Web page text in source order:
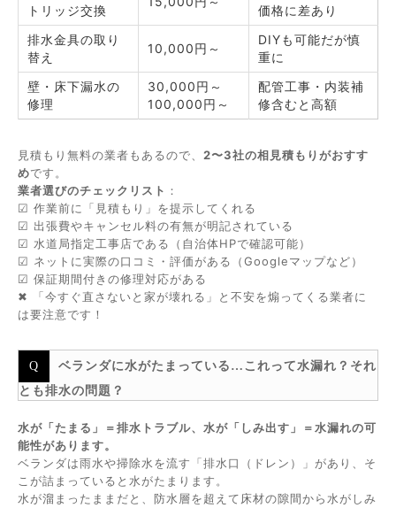
トリッジ交換
価格に差あり
排水金具の取り
替え
10,000円～
DIYも可能だが慎
重に
壁・床下漏水の
修理
30,000円～
100,000円～
配管工事・内装補
修含むと高額
見積もり無料の業者もあるので、 2〜3社の相見積もりがおすす
めです。
業者選びのチェックリスト ：
☑ 作業前に「見積もり」を提示してくれる
☑ 出張費やキャンセル料の有無が明記されている
☑ 水道局指定工事店である（自治体HPで確認可能）
☑ ネットに実際の口コミ・評価がある（Googleマップなど）
☑ 保証期間付きの修理対応がある
✖ 「今すぐ直さないと家が壊れる」と不安を煽ってくる業者に
は要注意です！
ベランダに水がたまっている…これって水漏れ？それ
とも排水の問題？
水が「たまる」＝排水トラブル、水が「しみ出す」＝水漏れの可
能性があります。
ベランダは雨水や掃除水を流す「排水口（ドレン）」があり、そ
こが詰まっていると水がたまります。
水が溜まったままだと、防水層を超えて床材の隙間から水がしみ